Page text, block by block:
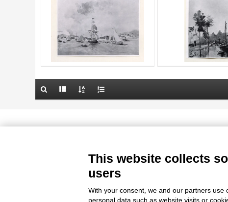
OBJECT
LOCATION
DATE
AUTHOR
OBJECT
LOCATION
DATE
10 RESULTS
20 RESULTS
Le immagini e le foto presenti in questo sito sono soggette alle
This website collects
users
With your consent, we and our partners
personal data such as website visits or